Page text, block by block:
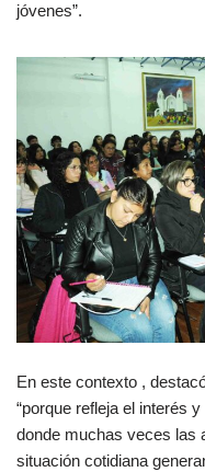
jóvenes”.
En este contexto ,
“porque refleja el interés
donde muchas veces las
situación cotidiana